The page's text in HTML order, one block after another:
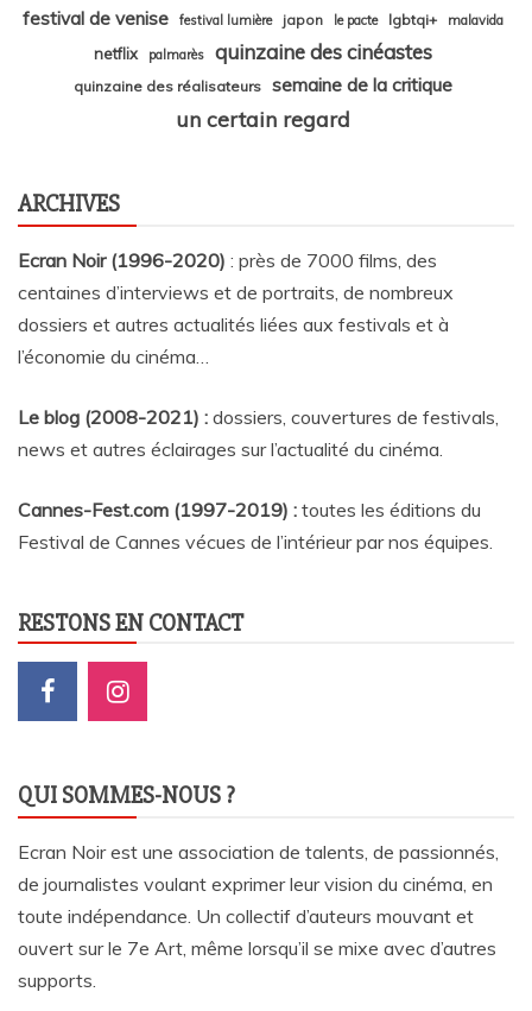
festival de venise festival lumière japon le pacte lgbtqi+ malavida
netflix palmarès quinzaine des cinéastes
quinzaine des réalisateurs semaine de la critique
un certain regard
ARCHIVES
Ecran Noir (1996-2020) : près de 7000 films, des
centaines d’interviews et de portraits, de nombreux
dossiers et autres actualités liées aux festivals et à
l’économie du cinéma…
Le blog (2008-2021) : dossiers, couvertures de festivals,
news et autres éclairages sur l’actualité du cinéma.
Cannes-Fest.com (1997-2019) : toutes les éditions du
Festival de Cannes vécues de l’intérieur par nos équipes.
RESTONS EN CONTACT
QUI SOMMES-NOUS ?
Ecran Noir est une association de talents, de passionnés,
de journalistes voulant exprimer leur vision du cinéma, en
toute indépendance. Un collectif d’auteurs mouvant et
ouvert sur le 7e Art, même lorsqu’il se mixe avec d’autres
supports.